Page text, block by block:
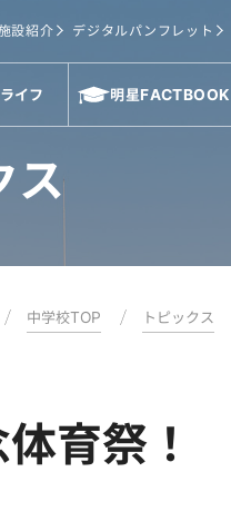
設紹介 デジタルパンフレット
イフ 明星FACTBOOK
ス
中学校TOP トピックス
育祭！